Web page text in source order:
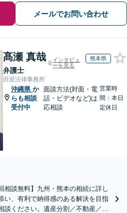
メールでお問い合わせ
髙瀬 真哉
弁護士
インタビュ
ーを見る
熊本県
田迎法律事務所
沖縄県 か
らも相談
受付中
面談方法(対面・電
話・ビデオなど)は
応相談
営業時
間：本日
定休日
相談無料】九州・熊本の相続に詳し
い、有利で納得感のある解決を目指
談ください。遺産分割／不動産／遺